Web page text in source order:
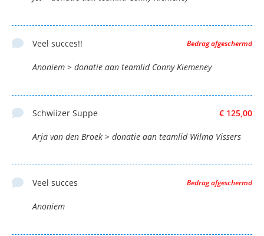
Bedrag afgeschermd
Veel succes!!
Anoniem > donatie aan teamlid Conny Kiemeney
€ 125,00
Schwiizer Suppe
Arja van den Broek > donatie aan teamlid Wilma Vissers
Bedrag afgeschermd
Veel succes
Anoniem